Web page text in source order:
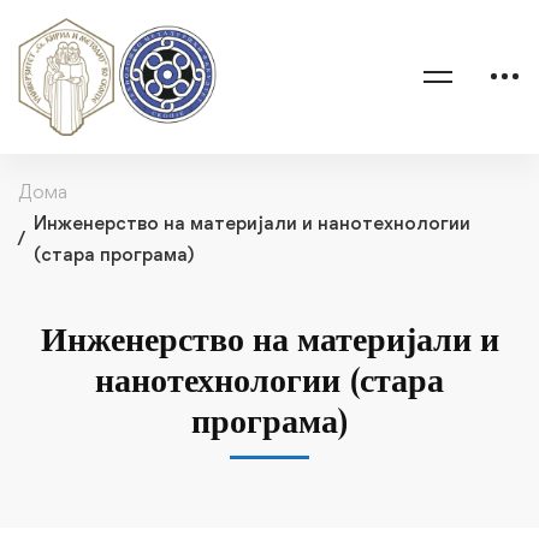
Дома
Инженерство на материјали и нанотехнологии
(стара програма)
Инженерство на материјали и
нанотехнологии (стара
програма)